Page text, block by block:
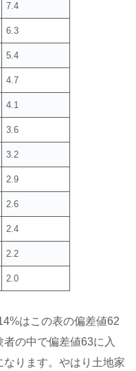
7.4
6.3
5.4
4.7
4.1
3.6
3.2
2.9
2.6
2.4
2.2
2.0
はこの表の偏差値62
の中で偏差値63に入
ります。やはり土地家